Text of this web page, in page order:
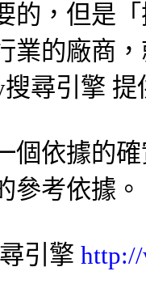
的，但是
業的廠商
搜尋引擎 提
個依據的
參考依據。
引擎